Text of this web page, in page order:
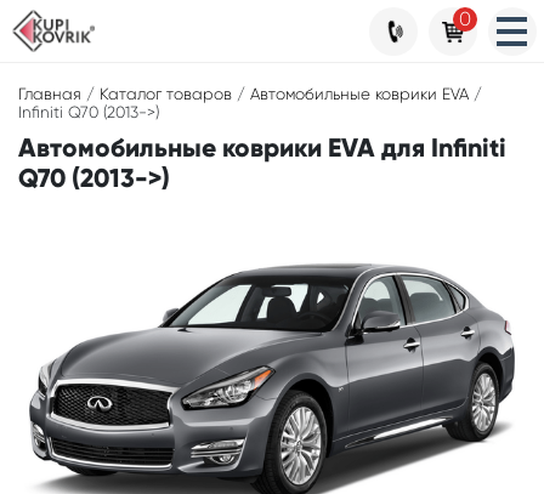
Главная / Каталог товаров / Автомобильные коврики EVA /
Infiniti Q70 (2013->)
Автомобильные коврики EVA для Infiniti
Q70 (2013->)
0